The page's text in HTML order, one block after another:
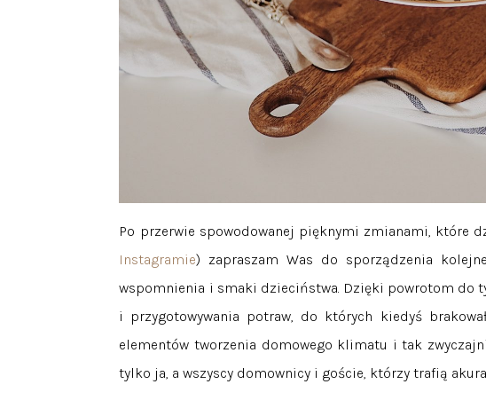
Po przerwie spowodowanej pięknymi zmianami, które
Instagramie) zapraszam Was do sporządzenia
wspomnienia i smaki dzieciństwa. Dzięki powrotom do
i przygotowywania potraw, do których kiedyś
elementów tworzenia domowego klimatu i tak
tylko ja, a wszyscy domownicy i goście, którzy trafią